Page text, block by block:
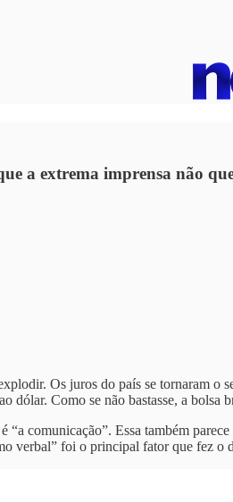
a extrema imprensa não
Os juros do país se tornaram o
dólar. Como se não bastasse, a bolsa
comunicação”. Essa também
verbal” foi o principal fator que fez o